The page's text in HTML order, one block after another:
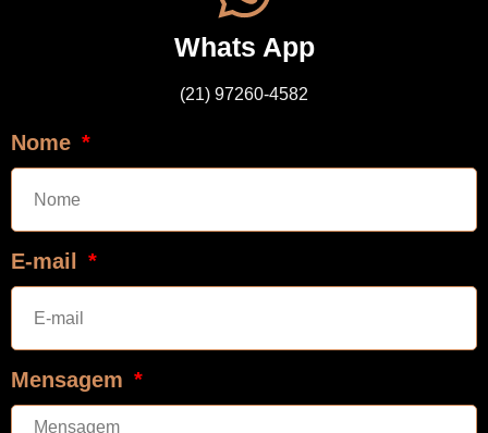
Whats App
(21) 97260-4582
Nome
E-mail
Mensagem